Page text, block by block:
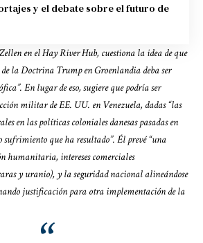
y el debate sobre el futuro de
en el Hay River Hub, cuestiona la idea de que
la Doctrina Trump en Groenlandia deba ser
En lugar de eso, sugiere que podría ser
militar de EE. UU. en Venezuela, dadas “las
en las políticas coloniales danesas pasadas en
que ha resultado”. Él prevé “una
humanitaria, intereses comerciales
y uranio), y la seguridad nacional alineándose
justificación para otra implementación de la